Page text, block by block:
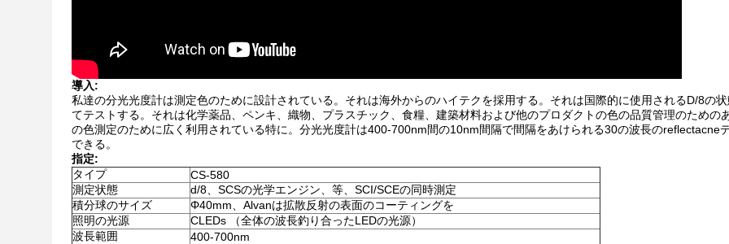
導入:
私達の分光光度計は測定色のために設計されている。それは海外からのハイテクを採用する。それは国際的に使用されるD/8の
てテストする。それは化学薬品、ペンキ、織物、プラスチック、食糧、建築材料および他のプロダクトの色の品質管理のための
の色測定のために広く利用されている特に。分光光度計は400-700nm間の10nm間隔で間隔をあけられる30の波長のreflectacne
できる。
指定:
タイプ
CS-580
測定状態
d/8、SCSの光学エンジン、等、SCI/SCEの同時測定
積分球のサイズ
Φ40mm、Alvanは拡散反射の表面のコーティングを
照明の光源
CLEDs （全体の波長釣り合ったLEDの光源）
波長範囲
400-700nm